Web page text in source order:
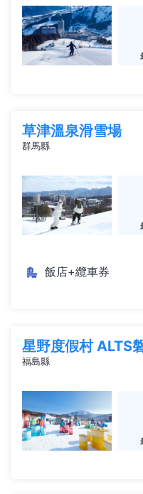
草津溫泉滑雪場
群馬縣
飯店+纜車券
星野度假村 ALTS
福島縣